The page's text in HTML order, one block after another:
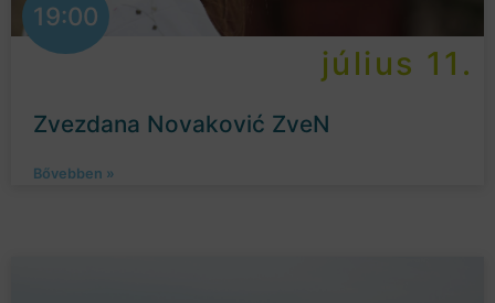
19:00
július 11.
Zvezdana Novaković ZveN
Bővebben »